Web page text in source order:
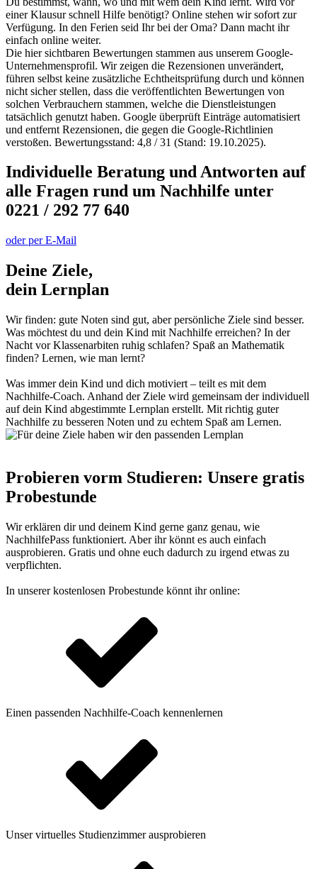
einer Klausur schnell Hilfe benötigt? Online stehen wir sofort zur
Verfügung. In den Ferien seid Ihr bei der Oma? Dann macht ihr
einfach online weiter.
Die hier sichtbaren Bewertungen stammen aus unserem Google-
Unternehmensprofil. Wir zeigen die Rezensionen unverändert,
führen selbst keine zusätzliche Echtheitsprüfung durch und können
nicht sicher stellen, dass die veröffentlichten Bewertungen von
solchen Verbrauchern stammen, welche die Dienstleistungen
tatsächlich genutzt haben. Google überprüft Einträge automatisiert
und entfernt Rezensionen, die gegen die Google-Richtlinien
verstoßen. Bewertungsstand: 4,8 / 31 (Stand: 19.10.2025).
Individuelle Beratung und Antworten auf
alle Fragen rund um Nachhilfe unter
0221 / 292 77 640
oder per E-Mail
Deine Ziele,
dein Lernplan
Wir finden: gute Noten sind gut, aber persönliche Ziele sind besser.
Was möchtest du und dein Kind mit Nachhilfe erreichen? In der
Nacht vor Klassenarbiten ruhig schlafen? Spaß an Mathematik
finden? Lernen, wie man lernt?
Was immer dein Kind und dich motiviert – teilt es mit dem
Nachhilfe-Coach. Anhand der Ziele wird gemeinsam der individuell
auf dein Kind abgestimmte Lernplan erstellt. Mit richtig guter
Nachhilfe zu besseren Noten und zu echtem Spaß am Lernen.
Probieren vorm Studieren: Unsere gratis
Probestunde
Wir erklären dir und deinem Kind gerne ganz genau, wie
NachhilfePass funktioniert. Aber ihr könnt es auch einfach
ausprobieren. Gratis und ohne euch dadurch zu irgend etwas zu
verpflichten.
In unserer kostenlosen Probestunde könnt ihr online:
Einen passenden Nachhilfe-Coach kennenlernen
Unser virtuelles Studienzimmer ausprobieren